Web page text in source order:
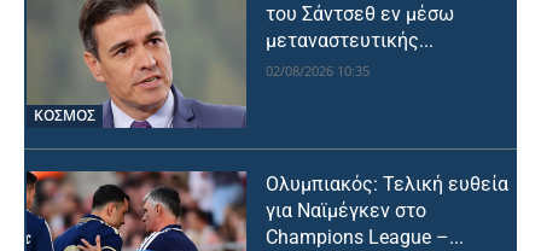
ΚΟΣΜΟΣ
του Σάντσεθ εν μέσω
μεταναστευτικής...
02/08/2026 10:35
Ολυμπιακός: Τελική ευθεία
για Ναϊμέγκεν στο
Champions League –...